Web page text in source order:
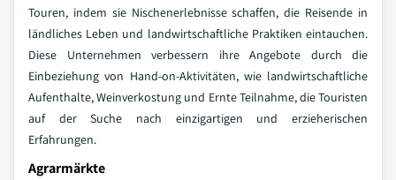
Touren, indem sie Nischenerlebnisse schaffen, die Reisende in
ländliches Leben und landwirtschaftliche Praktiken eintauchen.
Diese Unternehmen verbessern ihre Angebote durch die
Einbeziehung von Hand-on-Aktivitäten, wie landwirtschaftliche
Aufenthalte, Weinverkostung und Ernte Teilnahme, die Touristen
auf der Suche nach einzigartigen und erzieherischen
Erfahrungen.
Agrarmärkte